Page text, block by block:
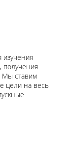
получения
Мы ставим
цели на весь